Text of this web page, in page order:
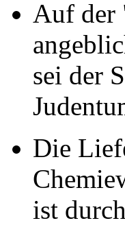
Auf der
sei der
Die
ist